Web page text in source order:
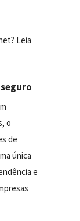
Leia
o
de
única
e